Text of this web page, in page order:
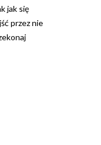
jak się
przez nie